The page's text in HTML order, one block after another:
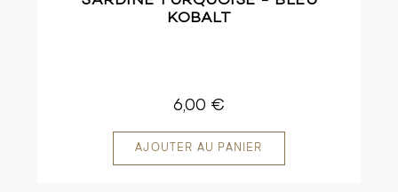
KOBALT
6,00 €